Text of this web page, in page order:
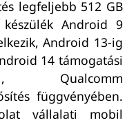
legfeljebb 512 GB
Android 9
Android 13-ig
14 támogatási
Qualcomm
függvényében.
vállalati mobil